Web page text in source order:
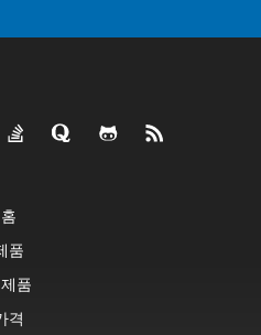
홈
품
품
격